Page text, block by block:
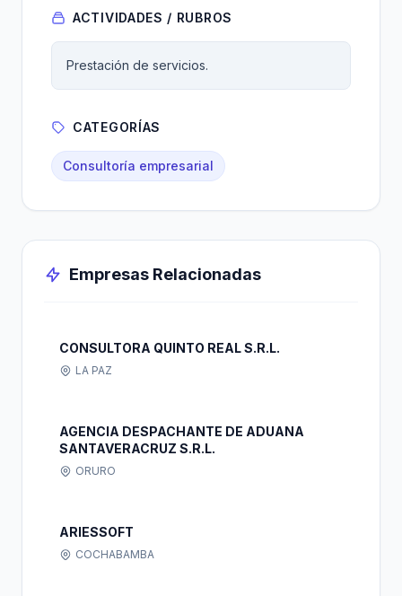
ACTIVIDADES / RUBROS
Prestación de servicios.
CATEGORÍAS
Consultoría empresarial
Empresas Relacionadas
CONSULTORA QUINTO REAL S.R.L.
LA PAZ
AGENCIA DESPACHANTE DE ADUANA
SANTAVERACRUZ S.R.L.
ORURO
ARIESSOFT
COCHABAMBA